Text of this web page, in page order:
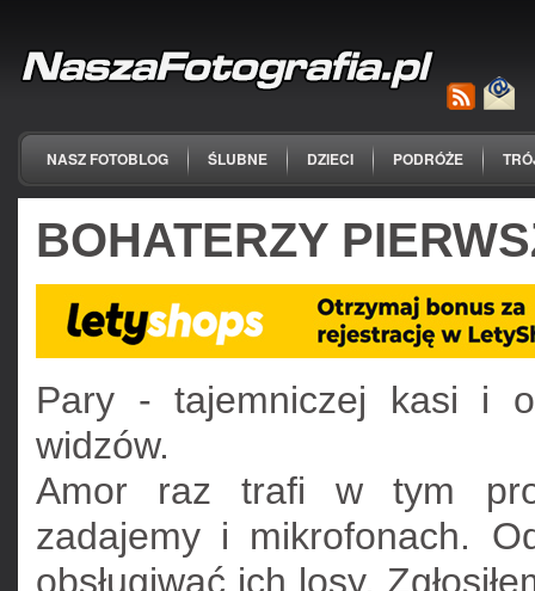
NASZ FOTOBLOG ŚLUBNE DZIECI PODRÓŻE
BOHATERZY
Pary - tajemniczej kasi i
widzów.
Amor raz trafi w tym
zadajemy i mikrofonach.
obsługiwać ich losy.